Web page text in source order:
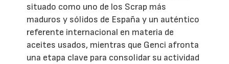
situado como uno de los Scrap más
maduros y sólidos de España y un auténtico
referente internacional en materia de
aceites usados, mientras que Genci afronta
una etapa clave para consolidar su actividad